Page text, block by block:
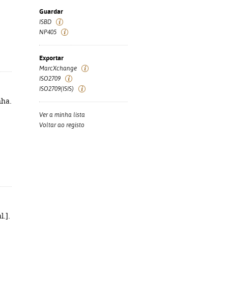
Guardar
ISBD
NP405
Exportar
MarcXchange
ISO2709
ISO2709(ISIS)
Ver a minha lista
Voltar ao registo